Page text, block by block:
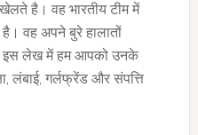
है। वह भारतीय टीम में
वह अपने बुरे हालातों
लेख में हम आपको उनके
लंबाई, गर्लफ्रेंड और संपत्ति